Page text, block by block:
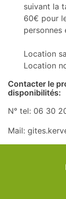
suivant la
60€ pour
personnes
Location
Location
Contacter le
disponibilités:
N° tel: 06 30
Mail: